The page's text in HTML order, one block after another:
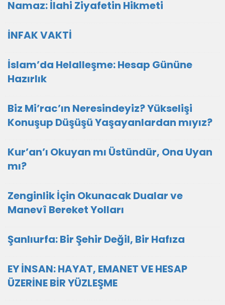
Namaz: İlahi Ziyafetin Hikmeti
İNFAK VAKTİ
İslam’da Helalleşme: Hesap Gününe
Hazırlık
Biz Mi’rac’ın Neresindeyiz? Yükselişi
Konuşup Düşüşü Yaşayanlardan mıyız?
Kur’an’ı Okuyan mı Üstündür, Ona Uyan
mı?
Zenginlik İçin Okunacak Dualar ve
Manevî Bereket Yolları
Şanlıurfa: Bir Şehir Değil, Bir Hafıza
EY İNSAN: HAYAT, EMANET VE HESAP
ÜZERİNE BİR YÜZLEŞME